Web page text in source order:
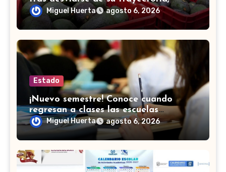
científicos confirman el choque
Miguel Huerta agosto 6, 2026
Estado
¡Nuevo semestre! Conoce cuando
regresan a clases las escuelas
normales en Guanajuato
Miguel Huerta agosto 6, 2026